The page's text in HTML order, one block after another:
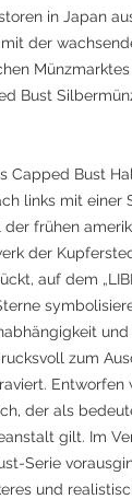
in Japan
der
Bust
Capped Bust
links mit einer
der frühen
der
auf dem
zum
der als
gilt. Im
Serie
und